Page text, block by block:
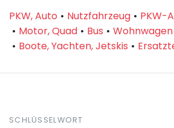
PKW, Auto Nutzfahrzeug
PKW-
Motor, Quad
Bus
Wohnwagen
Boote, Yachten, Jetskis
SCHLÜSSELWORT